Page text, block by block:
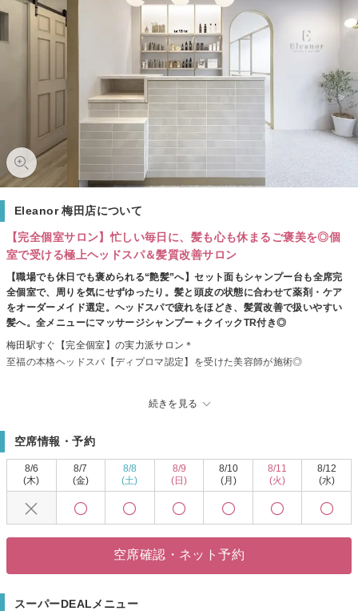
Eleanor 梅田店について
【完全個室サロン】忙しい毎日に、髪も心も休まるご褒美を◎個
室で受ける極上ヘッドスパ＆髪質改善サロン
【職場でも休日でも褒められる“艶髪”へ】セット面もシャンプー台も全席完
全個室で、周りを気にせずゆったり。髪と頭皮の状態に合わせて薬剤・ケア
をオーダーメイド選定。ヘッドスパで疲れをほどき、髪質改善で扱いやすい
髪へ。全メニューにマッサージシャンプー＋クイックTR付き◎
続きを見る
梅田駅すぐ【完全個室】の実力派サロン＊
至福の本格ヘッドスパ【ディプロマ認定】を受けた美容師が施術◎
想いです。
お客様の頭皮の状態＆理想とする髪質に合わせてオーダメイドでご提供致し
ます。
お客様の髪質に寄り添うケアメニューは《oggi otto/TOKIO》など充実ライン
《イルミナカラー/アディクシーカラー》も大人気◎
クーポンページをチェック!![ストレスと戦う女性を徹底的に癒して美しく]
空席情報・予約
8/6
(木)
8/7
(金)
8/8
(土)
8/9
(日)
8/10
(月)
8/11
(火)
8/12
(水)
空席確認・ネット予約
スーパーDEALメニュー